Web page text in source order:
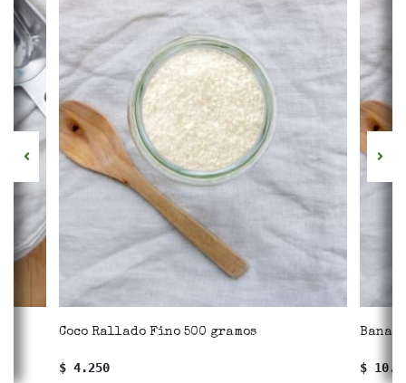
Coco Rallado Fino 500 gramos
$ 4.250 $